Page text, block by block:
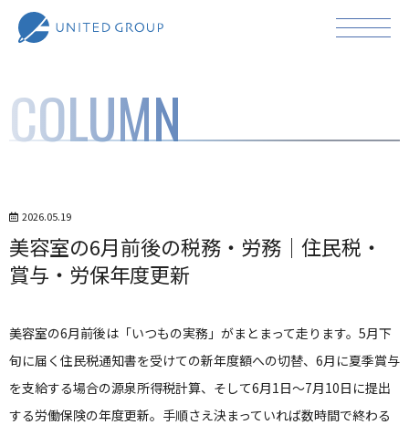
COLUMN
2026.05.19
美容室の6月前後の税務・労務｜住民税・
賞与・労保年度更新
美容室の6月前後は「いつもの実務」がまとまって走ります。5月下
旬に届く住民税通知書を受けての新年度額への切替、6月に夏季賞与
を支給する場合の源泉所得税計算、そして6月1日〜7月10日に提出
する労働保険の年度更新。手順さえ決まっていれば数時間で終わる